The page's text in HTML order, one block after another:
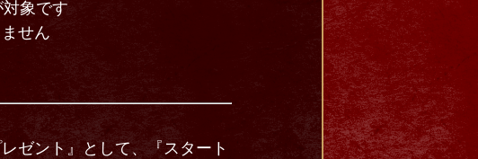
象です
せん
ゼント』として、『スタート